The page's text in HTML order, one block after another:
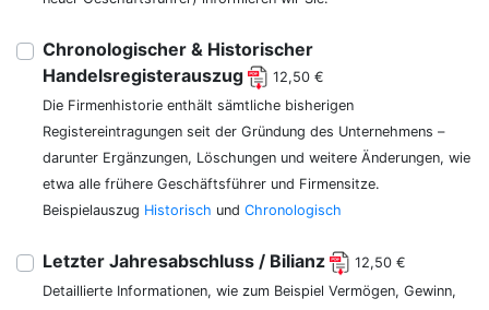
Chronologischer & Historischer
Handelsregisterauszug
12,50 €
Die Firmenhistorie enthält sämtliche bisherigen
Registereintragungen seit der Gründung des Unternehmens –
darunter Ergänzungen, Löschungen und weitere Änderungen, wie
etwa alle frühere Geschäftsführer und Firmensitze.
Beispielauszug Historisch und Chronologisch
Letzter Jahresabschluss / Bilianz
12,50 €
Detaillierte Informationen, wie zum Beispiel Vermögen, Gewinn,